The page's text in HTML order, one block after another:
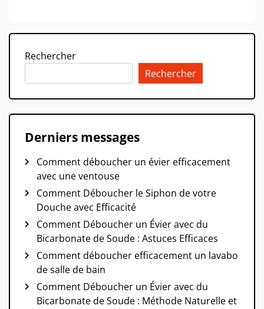
Rechercher
Rechercher
Derniers messages
Comment déboucher un évier efficacement
avec une ventouse
Comment Déboucher le Siphon de votre
Douche avec Efficacité
Comment Déboucher un Évier avec du
Bicarbonate de Soude : Astuces Efficaces
Comment déboucher efficacement un lavabo
de salle de bain
Comment Déboucher un Évier avec du
Bicarbonate de Soude : Méthode Naturelle et